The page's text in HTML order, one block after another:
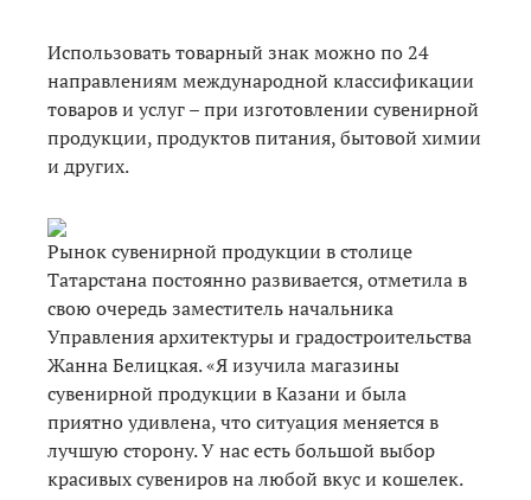
Использовать товарный знак можно по 24
направлениям международной классификации
товаров и услуг – при изготовлении сувенирной
продукции, продуктов питания, бытовой химии
и других.
Рынок сувенирной продукции в столице
Татарстана постоянно развивается, отметила в
свою очередь заместитель начальника
Управления архитектуры и градостроительства
Жанна Белицкая. «Я изучила магазины
сувенирной продукции в Казани и была
приятно удивлена, что ситуация меняется в
лучшую сторону. У нас есть большой выбор
красивых сувениров на любой вкус и кошелек.